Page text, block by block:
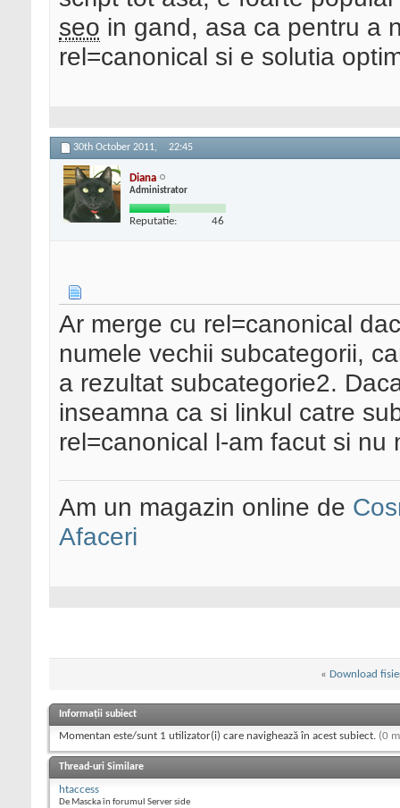
seo in gand, asa ca pentru a
rel=canonical si e solutia
30th October 2011, 22:45
Diana
Administrator
Reputatie: 46
Ar merge cu rel=canonical
numele vechii subcategorii,
a rezultat subcategorie2.
inseamna ca si linkul catre
rel=canonical l-am facut si nu
Am un magazin online de
Afaceri
« Download
Informații subiect
Momentan este/sunt 1 utilizator(i) care navighează în acest subiect. (0
Thread-uri Similare
htaccess
De Mascka în forumul Server side